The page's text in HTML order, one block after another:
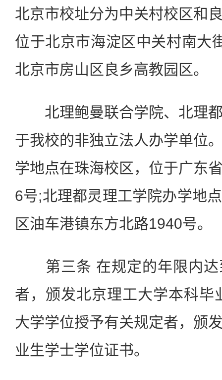
北京市校址分为中关村校区和
位于北京市海淀区中关村南大
北京市房山区良乡高教园区。
北理鲍曼联合学院、北理都
于我校的非独立法人办学单位
学地点在珠海校区，位于广东
6号;北理都灵理工学院办学地
区油车港镇东方北路1940号。
第三条 在规定的年限内达
者，颁发北京理工大学本科毕
大学学位授予有关规定者，颁
业生学士学位证书。